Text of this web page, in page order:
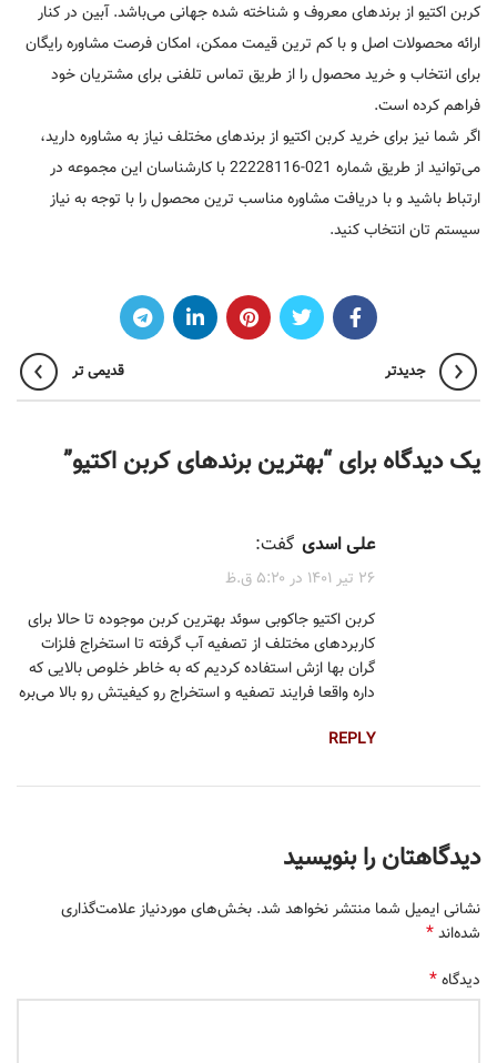
کربن اکتیو از برندهای معروف و شناخته شده جهانی می‌باشد. آبین در کنار
ارائه محصولات اصل و با کم ترین قیمت ممکن، امکان فرصت مشاوره رایگان
برای انتخاب و خرید محصول را از طریق تماس تلفنی برای مشتریان خود
فراهم کرده است.
اگر شما نیز برای خرید کربن اکتیو از برندهای مختلف نیاز به مشاوره دارید،
می‌توانید از طریق شماره 021-22228116 با کارشناسان این مجموعه در
ارتباط باشید و با دریافت مشاوره مناسب ترین محصول را با توجه به نیاز
سیستم تان انتخاب کنید.
جدیدتر قدیمی تر
یک دیدگاه برای “بهترین برندهای کربن اکتیو”
علی اسدی گفت:
۲۶ تیر ۱۴۰۱ در ۵:۲۰ ق.ظ
کربن اکتیو جاکوبی سوئد بهترین کربن موجوده تا حالا برای
کاربردهای مختلف از تصفیه آب گرفته تا استخراج فلزات
گران بها ازش استفاده کردیم که به خاطر خلوص بالایی که
داره واقعا فرایند تصفیه و استخراج رو کیفیتش رو بالا می‌بره
REPLY
دیدگاهتان را بنویسید
نشانی ایمیل شما منتشر نخواهد شد. بخش‌های موردنیاز علامت‌گذاری
شده‌اند*
دیدگاه*